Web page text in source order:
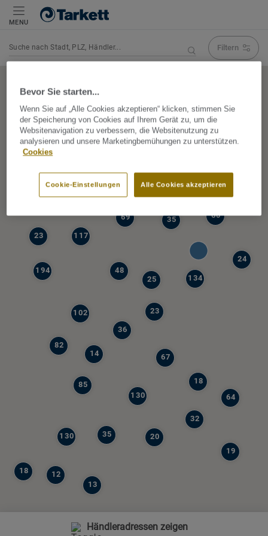
MENU
Filtern
85
194
77
117
130
39
64
67
82
36
130
69
134
23
35
35
102
19
23
48
14
60
12
18
32
13
20
24
25
18
Händleradressen zeigen
Bevor Sie starten...
Wenn Sie auf „Alle Cookies akzeptieren“ klicken, stimmen Sie
der Speicherung von Cookies auf Ihrem Gerät zu, um die
Websitenavigation zu verbessern, die Websitenutzung zu
analysieren und unsere Marketingbemühungen zu unterstützen.
Cookies
Alle Cookies akzeptieren
Cookie-Einstellungen